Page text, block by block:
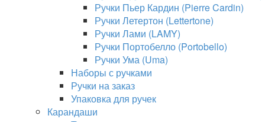
Ручки Пьер Кардин (Pierre Cardin)
Ручки Летертон (Lettertone)
Ручки Лами (LAMY)
Ручки Портобелло (Portobello)
Ручки Ума (Uma)
Наборы с ручками
Ручки на заказ
Упаковка для ручек
Карандаши